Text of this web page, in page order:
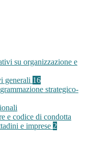
su organizzazione e
generali 16
strategico-
e codice di condotta
e imprese 2